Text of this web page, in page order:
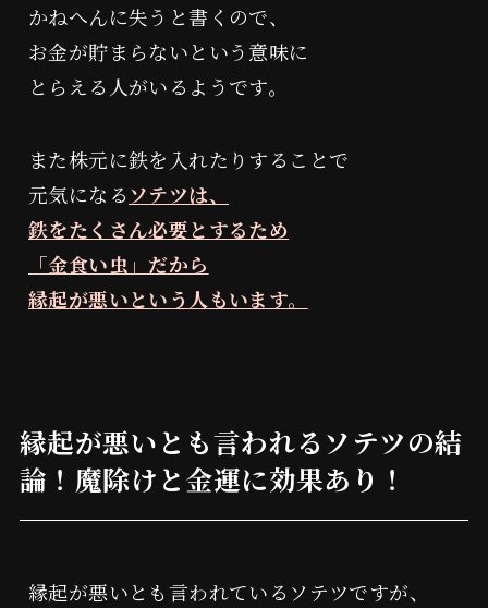
かねへんに失うと書くので、
お金が貯まらないという意味に
とらえる人がいるようです。
また株元に鉄を入れたりすることで
元気になるソテツは、
鉄をたくさん必要とするため
「金食い虫」だから
縁起が悪いという人もいます。
縁起が悪いとも言われるソテツの結
論！魔除けと金運に効果あり！
縁起が悪いとも言われているソテツですが、